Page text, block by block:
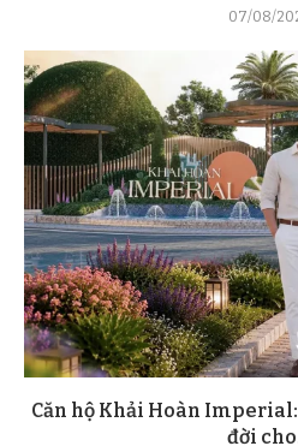
07/08/
Căn hộ Khải Hoàn
đời